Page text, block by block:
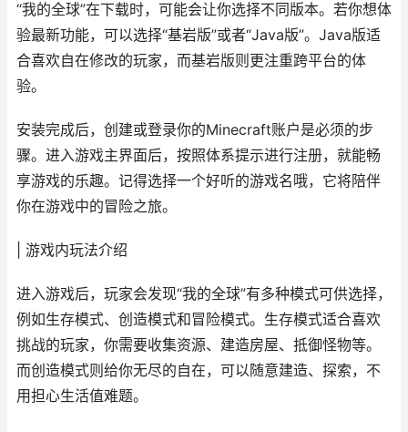
“我的全球”在下载时，可能会让你选择不同版本。若你想体
验最新功能，可以选择“基岩版”或者“Java版”。Java版适
合喜欢自在修改的玩家，而基岩版则更注重跨平台的体
验。
安装完成后，创建或登录你的Minecraft账户是必须的步
骤。进入游戏主界面后，按照体系提示进行注册，就能畅
享游戏的乐趣。记得选择一个好听的游戏名哦，它将陪伴
你在游戏中的冒险之旅。
| 游戏内玩法介绍
进入游戏后，玩家会发现“我的全球”有多种模式可供选择，
例如生存模式、创造模式和冒险模式。生存模式适合喜欢
挑战的玩家，你需要收集资源、建造房屋、抵御怪物等。
而创造模式则给你无尽的自在，可以随意建造、探索，不
用担心生活值难题。